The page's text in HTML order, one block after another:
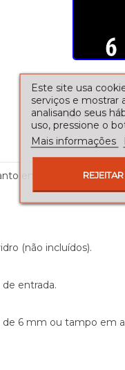
Print
em ambientes
(não incluídos).
entrada.
de 6 mm ou tampo em
Este site usa
serviços e mostrar
analisando seus
uso, pressione o
Mais informações